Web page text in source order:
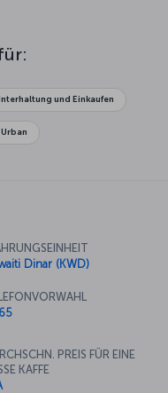
Besuch.
und Einkaufen
Urban
Dinar (KWD)
PREIS FÜR EINE
KAFFE